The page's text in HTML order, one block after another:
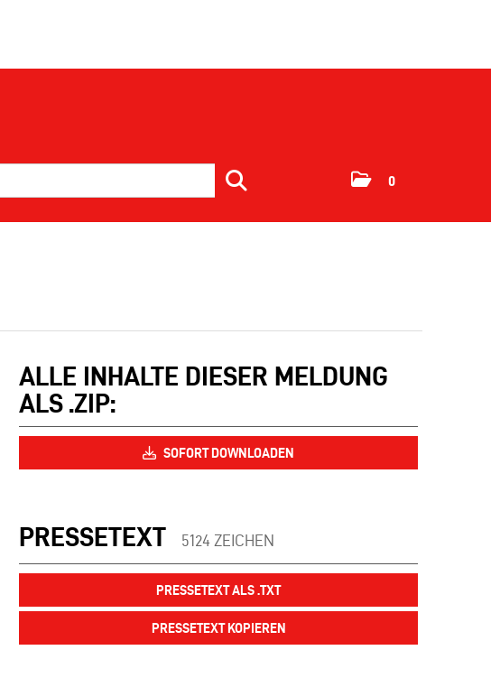
0
ALLE INHALTE DIESER MELDUNG
ALS .ZIP:
SOFORT DOWNLOADEN
PRESSETEXT 5124 ZEICHEN
PRESSETEXT ALS .TXT
PRESSETEXT KOPIEREN